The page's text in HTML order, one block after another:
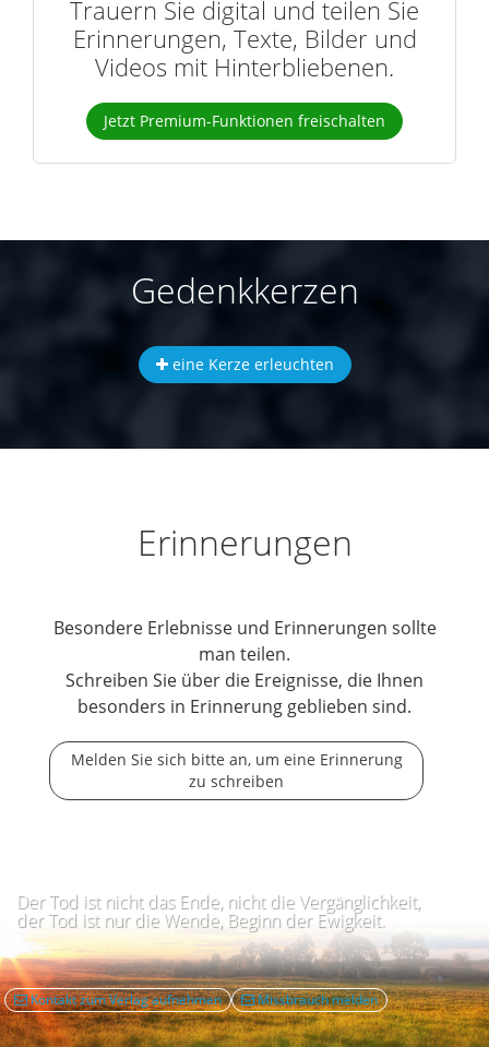
Trauern Sie digital und teilen Sie
Erinnerungen, Texte, Bilder und
Videos mit Hinterbliebenen.
Jetzt Premium-Funktionen freischalten
Gedenkkerzen
eine Kerze erleuchten
Erinnerungen
Besondere Erlebnisse und Erinnerungen sollte
man teilen.
Schreiben Sie über die Ereignisse, die Ihnen
besonders in Erinnerung geblieben sind.
Melden Sie sich bitte an, um eine Erinnerung
zu schreiben
Der Tod ist nicht das Ende, nicht die Vergänglichkeit,
der Tod ist nur die Wende, Beginn der Ewigkeit.
Kontakt zum Verlag aufnehmen Missbrauch melden